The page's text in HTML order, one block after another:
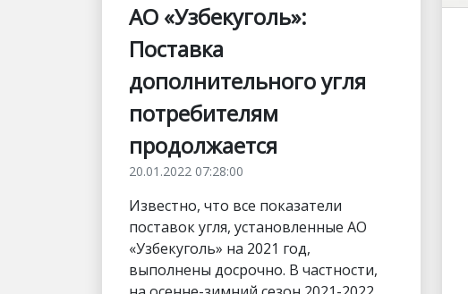
АО «Узбекуголь»:
Поставка
дополнительного угля
потребителям
продолжается
20.01.2022 07:28:00
Известно, что все показатели
поставок угля, установленные АО
«Узбекуголь» на 2021 год,
выполнены досрочно. В частности,